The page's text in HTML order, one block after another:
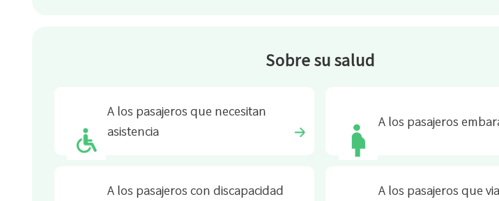
Sobre su salud
A los pasajeros que necesitan
asistencia
A los pasajeros
A los pasajeros con discapacidad
A los pasajeros que